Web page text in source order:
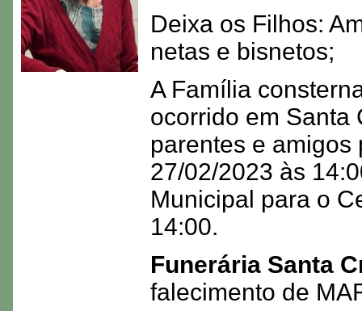
Deixa os Filhos:
netas e bisnetos;
A Família
ocorrido em Santa
parentes e amigos
27/02/2023 às
Municipal para o
14:00.
Funerária Santa
falecimento de